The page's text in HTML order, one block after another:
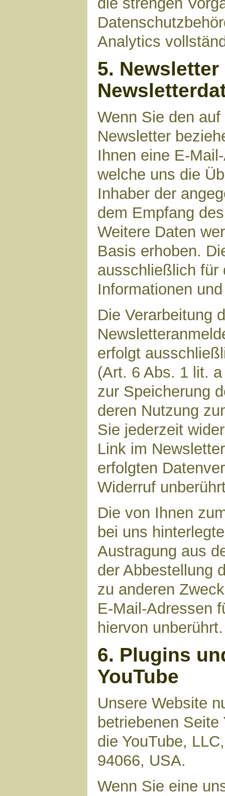
Analytics
5. Newsletter
Wenn Sie den
Newsletter
Ihnen eine E-
welche uns die
Inhaber der
dem Empfang
Weitere Daten
Basis erhoben.
ausschließlich für
Informationen
Die Verarbeitung
erfolgt
(Art. 6 Abs. 1 lit.
zur Speicherung
deren Nutzung
Sie jederzeit
Link im
erfolgten
Widerruf
Die von Ihnen
bei uns
Austragung aus
der Abbestellung
zu anderen
E-Mail-Adressen
hiervon unberührt.
6. Plugins
YouTube
Unsere Website
betriebenen
die YouTube,
94066, USA.
Wenn Sie eine